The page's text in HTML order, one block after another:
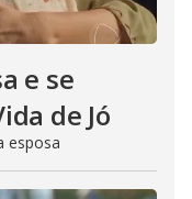
e se
de Jó
esposa